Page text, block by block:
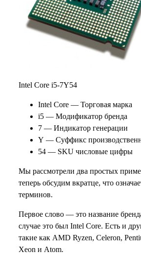
Intel Core i5-7Y54
Intel Core — Торговая марка
i5 — Модификатор бренда
7 — Индикатор генерации
Y — Суффикс
54 — SKU числовые цифры
Мы рассмотрели два простых
теперь обсудим вкратце, что
терминов.
Первое слово — это название
случае это был Intel Core. Есть и
такие как AMD Ryzen, Celeron,
Xeon и Atom.